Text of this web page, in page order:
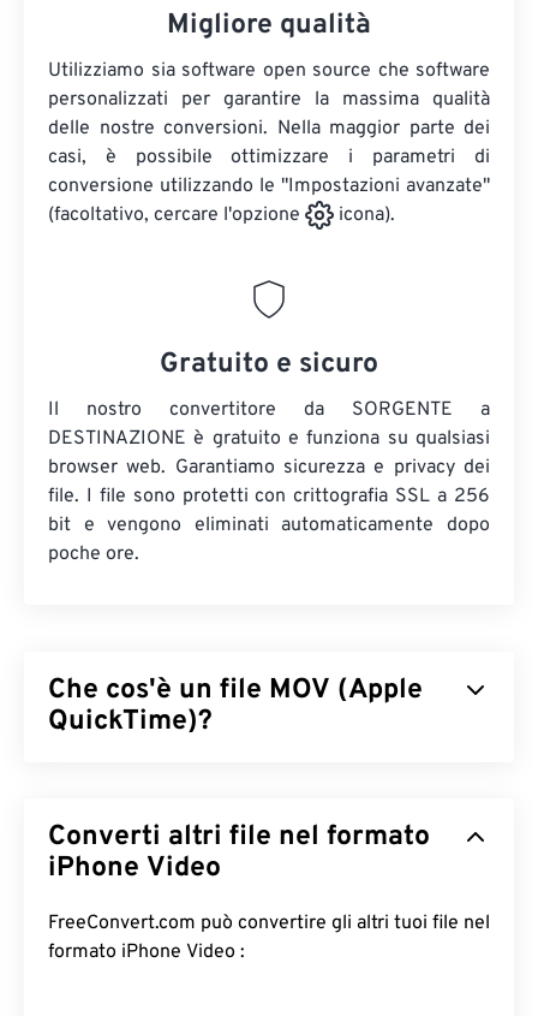
Migliore qualità
Utilizziamo sia software open source che software
personalizzati per garantire la massima qualità
delle nostre conversioni. Nella maggior parte dei
casi, è possibile ottimizzare i parametri di
conversione utilizzando le "Impostazioni avanzate"
(facoltativo, cercare l'opzione
icona).
Gratuito e sicuro
Il nostro convertitore da SORGENTE a
DESTINAZIONE è gratuito e funziona su qualsiasi
browser web. Garantiamo sicurezza e privacy dei
file. I file sono protetti con crittografia SSL a 256
bit e vengono eliminati automaticamente dopo
poche ore.
Che cos'è un file MOV (Apple
QuickTime)?
3Dedi realtà virtuale (VR) . È noto per essere utile
per salvare file multimediali sul dispositivo
è la memorizzazione dei dati in " atomi" e "tracce"
di filmati, che consentono un editing altamente
Converti altri file nel formato
iPhone Video
FreeConvert.com può convertire gli altri tuoi file nel
formato iPhone Video :